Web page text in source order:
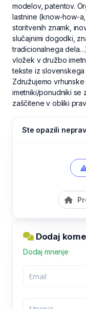
modelov, patentov.
lastnine (know-how-
storitvenih znamk,
slučajnimi dogodki,
tradicionalnega
vložek v družbo
tekste iz
Združujemo
imetniki/ponudniki se
zaščitene v obliki
Ste opazili
Dodaj
Dodaj mnenje